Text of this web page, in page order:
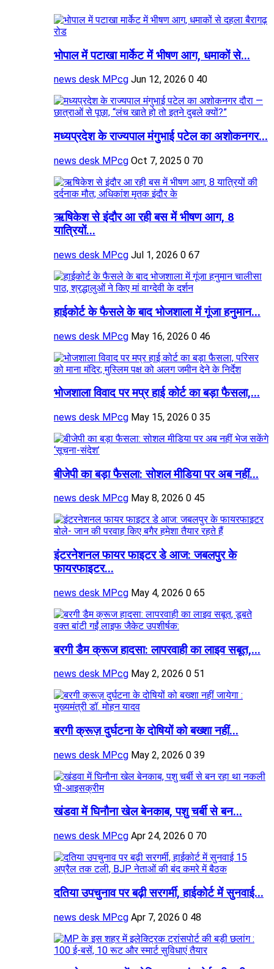
भोपाल में पटाखा मार्केट में भीषण आग, धमाकों से...
news desk MPcg Jun 12, 2026 0 40
मध्यप्रदेश के राज्यपाल मंगुभाई पटेल का अशोकनगर...
news desk MPcg Oct 7, 2025 0 70
ऋषिकेश से इंदौर आ रही बस में भीषण आग, 8
यात्रियों...
news desk MPcg Jul 1, 2026 0 67
हाईकोर्ट के फैसले के बाद भोजशाला में गूंजा हनुमान...
news desk MPcg May 16, 2026 0 46
भोजशाला विवाद पर मप्र हाई कोर्ट का बड़ा फैसला,...
news desk MPcg May 15, 2026 0 35
बीजेपी का बड़ा फैसला: सोशल मीडिया पर अब नहीं...
news desk MPcg May 8, 2026 0 45
इंटरनेशनल फायर फाइटर डे आज: जबलपुर के
फायरफाइटर...
news desk MPcg May 4, 2026 0 65
बरगी डैम क्रूज हादसा: लापरवाही का लाइव सबूत,...
news desk MPcg May 2, 2026 0 51
बरगी क्रूज़ दुर्घटना के दोषियों को बख्शा नहीं...
news desk MPcg May 2, 2026 0 39
खंडवा में घिनौना खेल बेनकाब, पशु चर्बी से बन...
news desk MPcg Apr 24, 2026 0 70
दतिया उपचुनाव पर बढ़ी सरगर्मी, हाईकोर्ट में सुनवाई...
news desk MPcg Apr 7, 2026 0 48